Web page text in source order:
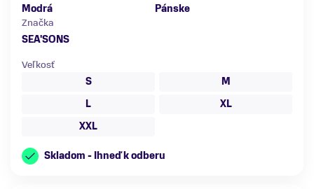
Modrá
Pánske
Značka
SEA'SONS
Veľkosť
S
M
L
XL
XXL
Skladom - Ihneď k odberu